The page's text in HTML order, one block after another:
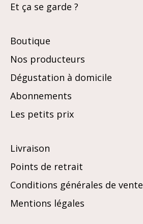
Et ça se garde ?
Boutique
Nos producteurs
Dégustation à domicile
Abonnements
Les petits prix
Livraison
Points de retrait
Conditions générales de vente
Mentions légales